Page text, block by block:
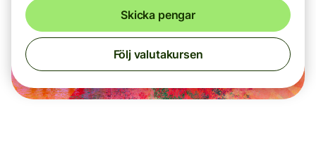
Skicka pengar
Följ valutakursen